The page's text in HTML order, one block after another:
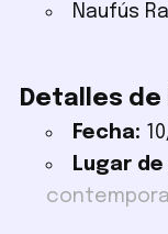
Naufús
Detalles de
Fecha:
Lugar